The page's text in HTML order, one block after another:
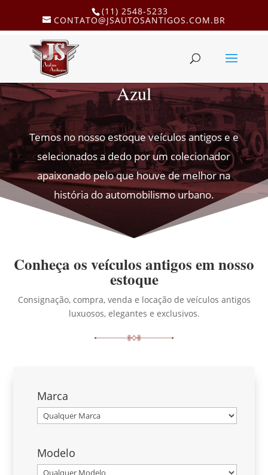
(11) 2548-5233
CONTATO@JSAUTOSANTIGOS.COM.BR
Azul
Temos no nosso estoque veículos antigos e e
selecionados a dedo por um colecionador
apaixonado pelo que houve de melhor na
história do automobilismo urbano.
Conheça os veículos antigos em nosso
estoque
Consignação, compra, venda e locação de veículos antigos
luxuosos, elegantes e exclusivos.
Marca
Modelo